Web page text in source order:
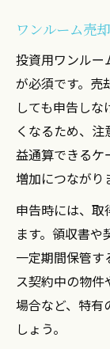
ワンルーム売
投資用ワンルー
が必須です。売
しても申告し
くなるため、
益通算できるケ
増加につながり
申告時には、取
ます。領収書
一定期間保管す
ス契約中の物件
場合など、特有
しょう。